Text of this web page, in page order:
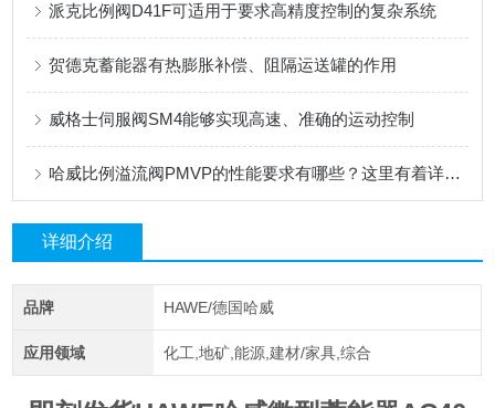
派克比例阀D41F可适用于要求高精度控制的复杂系统
贺德克蓄能器有热膨胀补偿、阻隔运送罐的作用
威格士伺服阀SM4能够实现高速、准确的运动控制
哈威比例溢流阀PMVP的性能要求有哪些？这里有着详细的分析
详细介绍
品牌 HAWE/德国哈威
应用领域 化工,地矿,能源,建材/家具,综合